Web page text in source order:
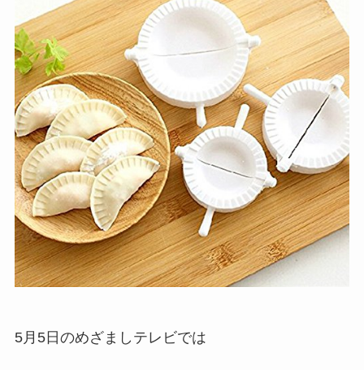
5月5日のめざましテレビでは